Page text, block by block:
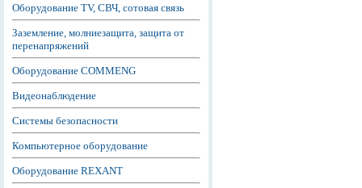
Оборудование TV, СВЧ, сотовая связь
Заземление, молниезащита, защита от
перенапряжений
Оборудование COMMENG
Видеонаблюдение
Системы безопасности
Компьютерное оборудование
Оборудование REXANT